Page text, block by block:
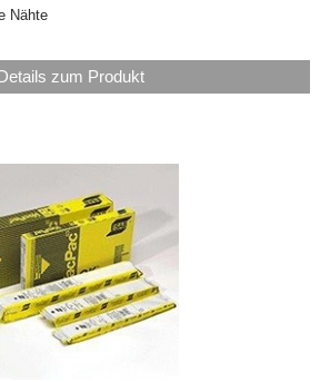
Nähte
zum Produkt